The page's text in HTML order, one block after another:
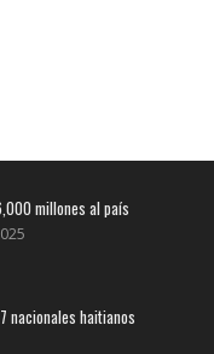
millones al país
nacionales haitianos